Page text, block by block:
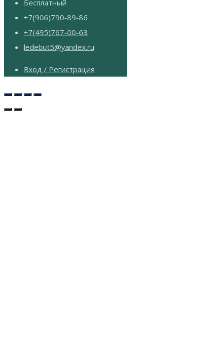
Бесплатный
+7(906)790-89-86
+7(495)767-00-63
ledebut5@yandex.ru
Вход / Регистрация